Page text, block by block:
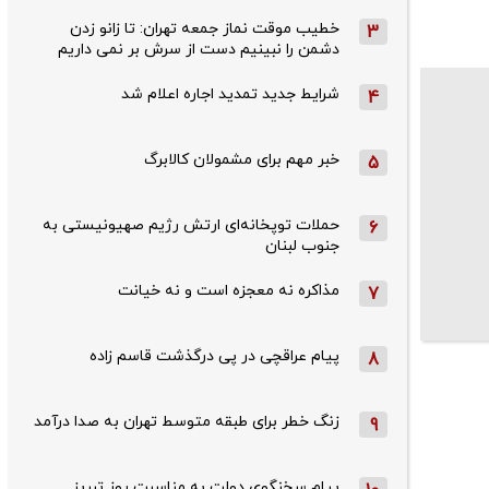
3
خطیب موقت نماز جمعه تهران: تا زانو زدن
دشمن را نبینیم دست از سرش بر نمی داریم
4 شرایط جدید تمدید اجاره اعلام شد
5 خبر مهم برای مشمولان کالابرگ
6
حملات توپخانه‌ای ارتش رژیم صهیونیستی به
جنوب لبنان
7 مذاکره نه معجزه است و نه خیانت
8 پیام عراقچی در پی درگذشت قاسم‌ زاده
9 زنگ خطر برای طبقه متوسط تهران به صدا درآمد